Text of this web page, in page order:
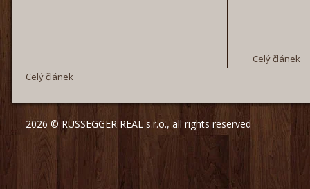
Celý článek
Celý článek
2026 © RUSSEGGER REAL s.r.o., all rights reserved